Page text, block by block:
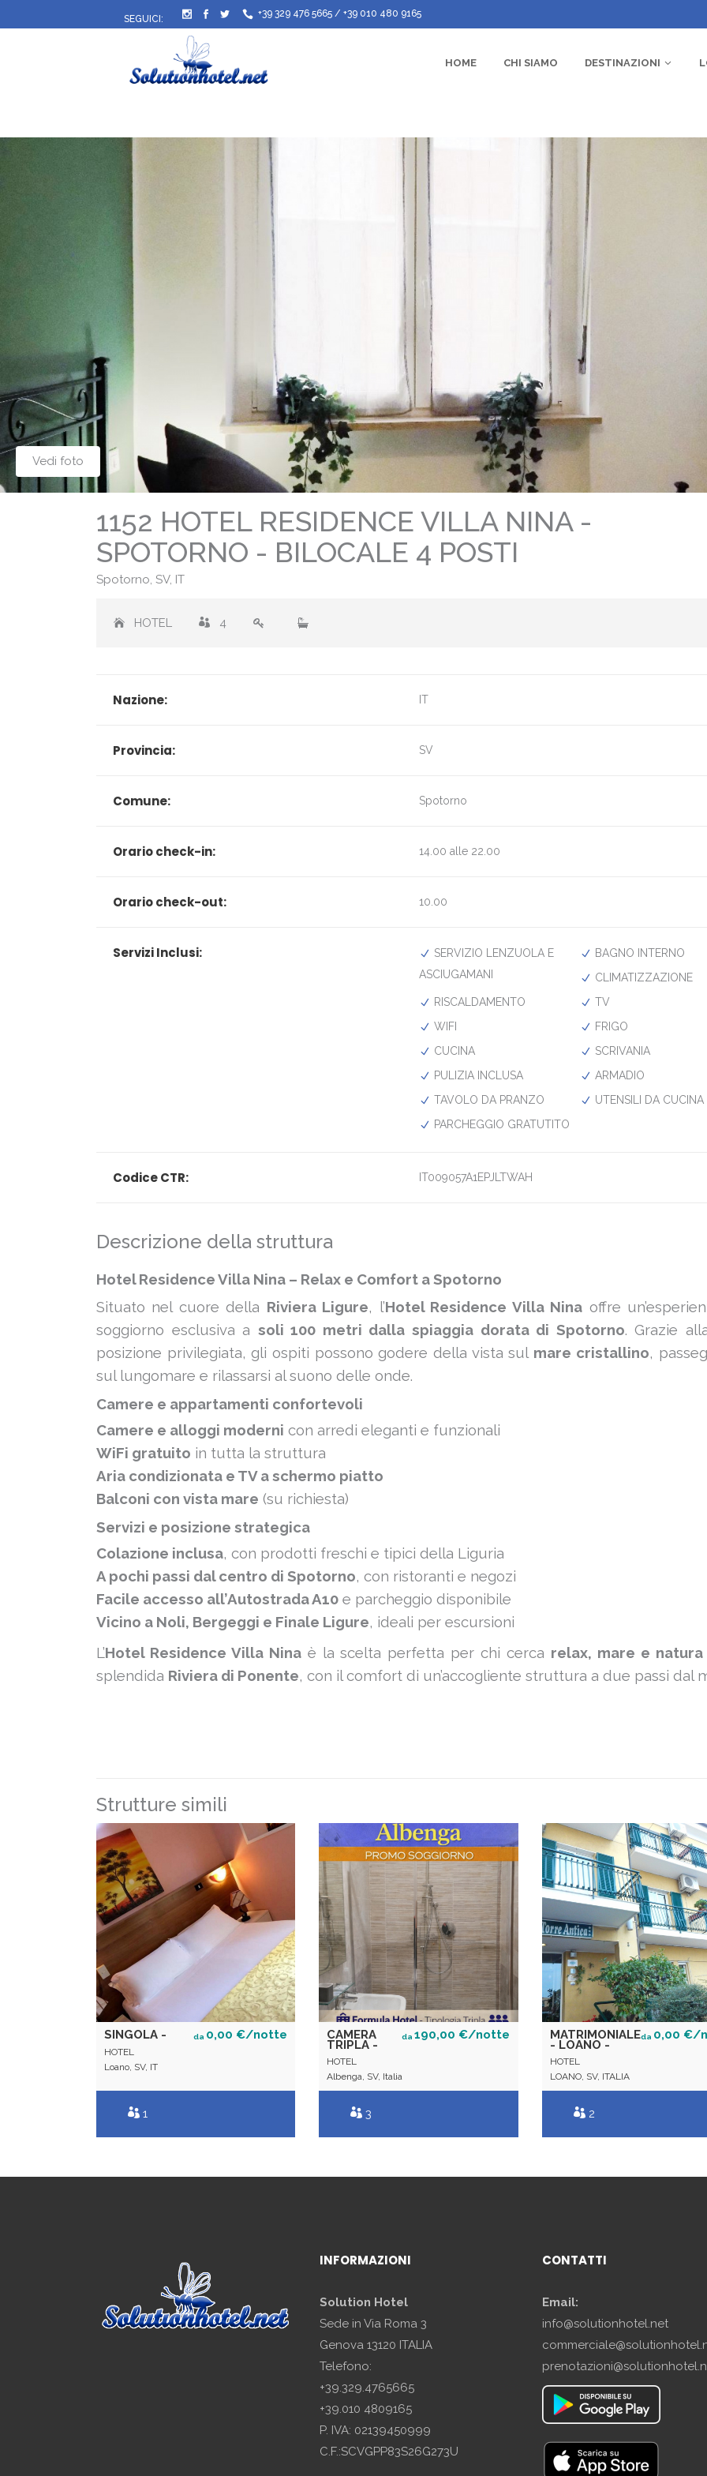
SEGUICI: +39 329 476 5665 / +39 010 480 9165
HOME CHI SIAMO DESTINAZIONI
Vedi foto
1152 HOTEL RESIDENCE VILLA NINA -
SPOTORNO - BILOCALE 4 POSTI
Spotorno, SV, IT
HOTEL 4
Nazione: IT
Provincia: SV
Comune: Spotorno
Orario check-in: 14.00 alle 22.00
Orario check-out: 10.00
Servizi Inclusi:
SERVIZIO LENZUOLA E
ASCIUGAMANI
BAGNO INTERNO
CLIMATIZZAZIONE
RISCALDAMENTO
TV
WIFI
FRIGO
CUCINA
SCRIVANIA
PULIZIA INCLUSA
ARMADIO
TAVOLO DA PRANZO
UTENSILI DA CUCINA
PARCHEGGIO GRATUTITO
Codice CTR: IT009057A1EPJLTWAH
Descrizione della struttura
Hotel Residence Villa Nina – Relax e Comfort a Spotorno
Situato nel cuore della Riviera Ligure, l’Hotel Residence Villa Nina offre
soggiorno esclusiva a soli 100 metri dalla spiaggia dorata di Spotorno. Grazie
posizione privilegiata, gli ospiti possono godere della vista sul mare cristallino,
sul lungomare e rilassarsi al suono delle onde.
Camere e appartamenti confortevoli
Camere e alloggi moderni con arredi eleganti e funzionali
WiFi gratuito in tutta la struttura
Aria condizionata e TV a schermo piatto
Balconi con vista mare (su richiesta)
Servizi e posizione strategica
Colazione inclusa, con prodotti freschi e tipici della Liguria
A pochi passi dal centro di Spotorno, con ristoranti e negozi
Facile accesso all’Autostrada A10 e parcheggio disponibile
Vicino a Noli, Bergeggi e Finale Ligure, ideali per escursioni
L’Hotel Residence Villa Ninaè la scelta perfetta per chi cerca relax, mare e natura
splendida Riviera di Ponente, con il comfort di un’accogliente struttura a due passi dal
Strutture simili
SINGOLA - da 0,00 €/notte
HOTEL
Loano, SV, IT
1
CAMERA
TRIPLA -
da190,00 €/notte
HOTEL
Albenga, SV, Italia
3
MATRIMONIALE
- LOANO -
da 0,00 €/
HOTEL
LOANO, SV, ITALIA
2
INFORMAZIONI
Solution Hotel
Sede in Via Roma 3
Genova 13120 ITALIA
Telefono:
+39.329.4765665
+39.010 4809165
P. IVA: 02139450999
C.F.:SCVGPP83S26G273U
CONTATTI
Email:
info@solutionhotel.net